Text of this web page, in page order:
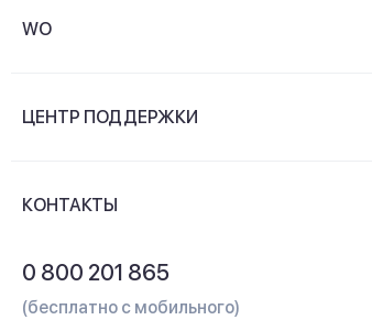
WO
Контакты
ЦЕНТР ПОДДЕРЖКИ
КОНТАКТЫ
0 800 201 865
(бесплатно с мобильного)